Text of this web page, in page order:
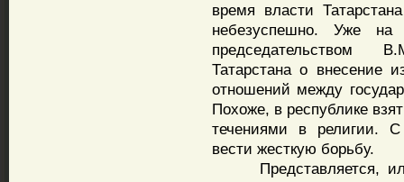
время власти
небезуспешно. Уже на
председательством
Татарстана о внесение
отношений между
Похоже, в республике
течениями в религии.
вести жесткую борьбу.
Представляется, или